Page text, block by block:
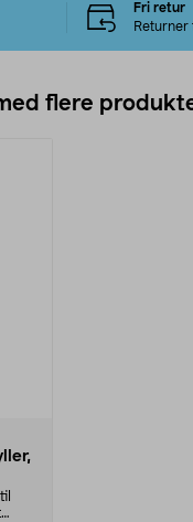
Fri retur
Returner
flere